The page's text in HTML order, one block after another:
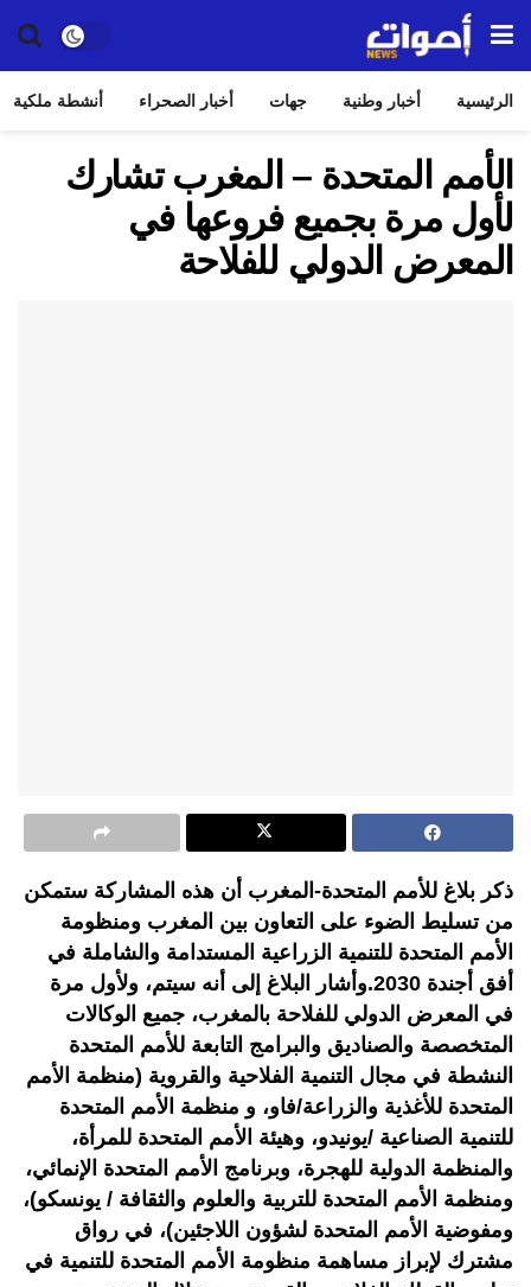
الرئيسية أخبار وطنية جهات أخبار الصحراء أنشطة ملكية
الأمم المتحدة – المغرب تشارك
لأول مرة بجميع فروعها في
المعرض الدولي للفلاحة
ذكر بلاغ للأمم المتحدة-المغرب أن هذه المشاركة ستمكن
من تسليط الضوء على التعاون بين المغرب ومنظومة
الأمم المتحدة للتنمية الزراعية المستدامة والشاملة في
أفق أجندة 2030.وأشار البلاغ إلى أنه سيتم، ولأول مرة
في المعرض الدولي للفلاحة بالمغرب، جميع الوكالات
المتخصصة والصناديق والبرامج التابعة للأمم المتحدة
النشطة في مجال التنمية الفلاحية والقروية (منظمة الأمم
المتحدة للأغذية والزراعة/فاو، و منظمة الأمم المتحدة
للتنمية الصناعية /يونيدو، وهيئة الأمم المتحدة للمرأة،
والمنظمة الدولية للهجرة، وبرنامج الأمم المتحدة الإنمائي،
ومنظمة الأمم المتحدة للتربية والعلوم والثقافة / يونسكو)،
ومفوضية الأمم المتحدة لشؤون اللاجئين)، في رواق
مشترك لإبراز مساهمة منظومة الأمم المتحدة للتنمية في